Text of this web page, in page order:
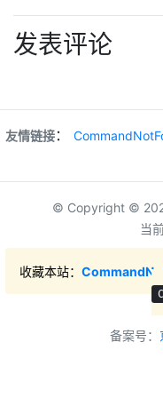
发表评论
友情链接：
© Copyright ©
当
收藏本站：
备案号：